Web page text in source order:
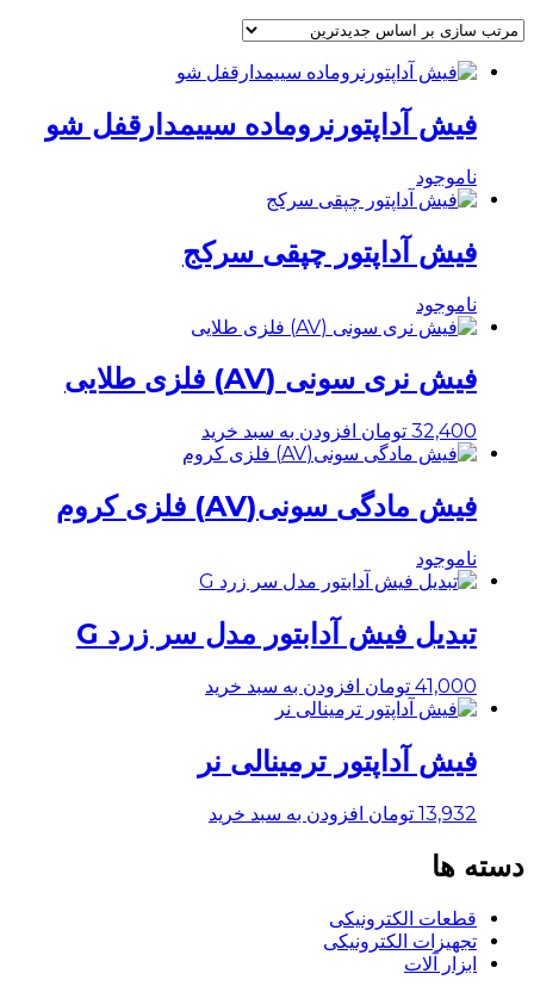
latest
فیش آداپتورنروماده سییمدارقفل شو
ناموجود
فیش آداپتور چپقی سرکج
ناموجود
فیش نری سونی (AV) فلزی طلایی
32,400 تومان افزودن به سبد خرید
فیش مادگی سونی(AV) فلزی کروم
ناموجود
تبدیل فیش آدابتور مدل سر زرد G
41,000 تومان افزودن به سبد خرید
فیش آداپتور ترمینالی نر
13,932 تومان افزودن به سبد خرید
دسته ها
قطعات الکترونیکی
تجهیزات الکترونیکی
ابزار آلات